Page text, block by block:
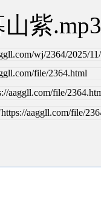
紫
wj/2364/2025/
file/2364.html
aaggll.com/file/
aaggll.com/file/